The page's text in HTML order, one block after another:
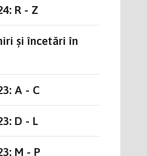
R - Z
și încetări în
A - C
D - L
M - P